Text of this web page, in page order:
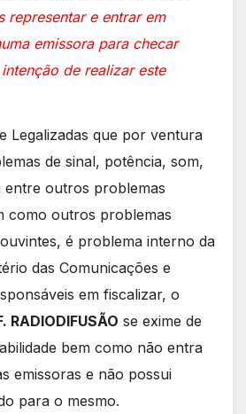
representar e entrar em
emissora para checar
de realizar este
Legalizadas que por ventura
de sinal, potência, som,
entre outros problemas
como outros problemas
é problema interno da
das Comunicações e
em fiscalizar, o
RADIODIFUSÃO se exime de
bem como não entra
emissoras e não possui
para o mesmo.